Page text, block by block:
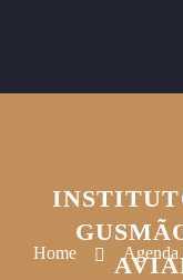
Home